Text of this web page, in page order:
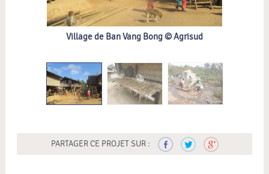
Village de Ban Vang Bong ©‎ Agrisud
PARTAGER CE PROJET SUR :